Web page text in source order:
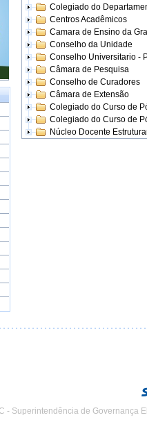
Colegiado do
Centros Acadêmicos
Camara de Ensino da
Conselho da Unidade
Conselho Universitario -
Câmara de Pesquisa
Conselho de Curadores
Câmara de Extensão
Colegiado do Curso de
Colegiado do Curso de
Núcleo Docente
- Superintendência de Governança